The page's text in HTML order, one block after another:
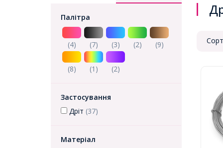
Палітра
(4) (7) (3) (2) (9)
(8) (1) (2)
Застосування
Дріт (37)
Матеріал